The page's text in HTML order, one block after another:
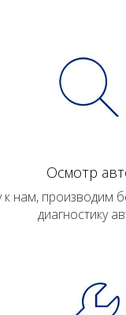
Осмотр
к нам, производим
диагностику